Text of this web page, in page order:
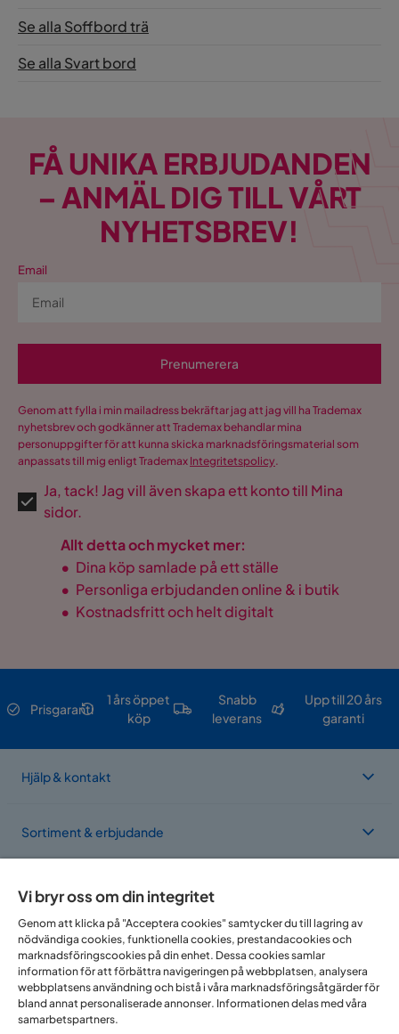
Se alla Soffbord trä
Se alla Svart bord
FÅ UNIKA ERBJUDANDEN
– ANMÄL DIG TILL VÅRT
NYHETSBREV!
Email
Prenumerera
Genom att fylla i min mailadress bekräftar jag att jag vill ha Trademax
nyhetsbrev och godkänner att Trademax behandlar mina
personuppgifter för att kunna skicka marknadsföringsmaterial som
anpassats till mig enligt Trademax Integritetspolicy.
Ja, tack! Jag vill även skapa ett konto till Mina
sidor.
Allt detta och mycket mer:
• Dina köp samlade på ett ställe
• Personliga erbjudanden online & i butik
• Kostnadsfritt och helt digitalt
Prisgaranti
1 års öppet
köp
Snabb
leverans
Upp till 20 års
garanti
Hjälp & kontakt
Sortiment & erbjudande
Vi finns i flera länder
Vi bryr oss om din integritet
Genom att klicka på "Acceptera cookies" samtycker du till lagring av
nödvändiga cookies, funktionella cookies, prestandacookies och
marknadsföringscookies på din enhet. Dessa cookies samlar
information för att förbättra navigeringen på webbplatsen, analysera
webbplatsens användning och bistå i våra marknadsföringsåtgärder för
bland annat personaliserade annonser. Informationen delas med våra
samarbetspartners.